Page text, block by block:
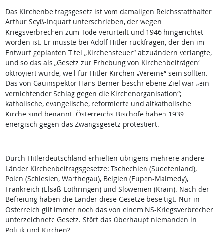
Das Kirchenbeitragsgesetz ist vom damaligen Reichsstatthalter
Arthur Seyß-Inquart unterschrieben, der wegen
Kriegsverbrechen zum Tode verurteilt und 1946 hingerichtet
worden ist. Er musste bei Adolf Hitler rückfragen, der den im
Entwurf geplanten Titel „Kirchensteuer“ abzuändern verlangte,
und so das als „Gesetz zur Erhebung von Kirchenbeiträgen“
oktroyiert wurde, weil für Hitler Kirchen „Vereine“ sein sollten.
Das von Gauinspektor Hans Berner beschriebene Ziel war „ein
vernichtender Schlag gegen die Kirchenorganisation“;
katholische, evangelische, reformierte und altkatholische
Kirche sind benannt. Österreichs Bischöfe haben 1939
energisch gegen das Zwangsgesetz protestiert.
Durch Hitlerdeutschland erhielten übrigens mehrere andere
Länder Kirchenbeitragsgesetze: Tschechien (Sudetenland),
Polen (Schlesien, Warthegau), Belgien (Eupen-Malmedy),
Frankreich (Elsaß-Lothringen) und Slowenien (Krain). Nach der
Befreiung haben die Länder diese Gesetze beseitigt. Nur in
Österreich gilt immer noch das von einem NS-Kriegsverbrecher
unterzeichnete Gesetz. Stört das überhaupt niemanden in
Politik und Kirchen?